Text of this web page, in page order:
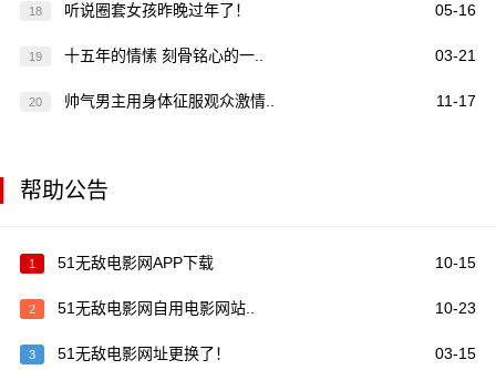
18 听说圈套女孩昨晚过年了！ 05-16
19 十五年的情愫 刻骨铭心的一.. 03-21
20 帅气男主用身体征服观众激情.. 11-17
帮助公告
1 51无敌电影网APP下载 10-15
2 51无敌电影网自用电影网站.. 10-23
3 51无敌电影网址更换了！ 03-15